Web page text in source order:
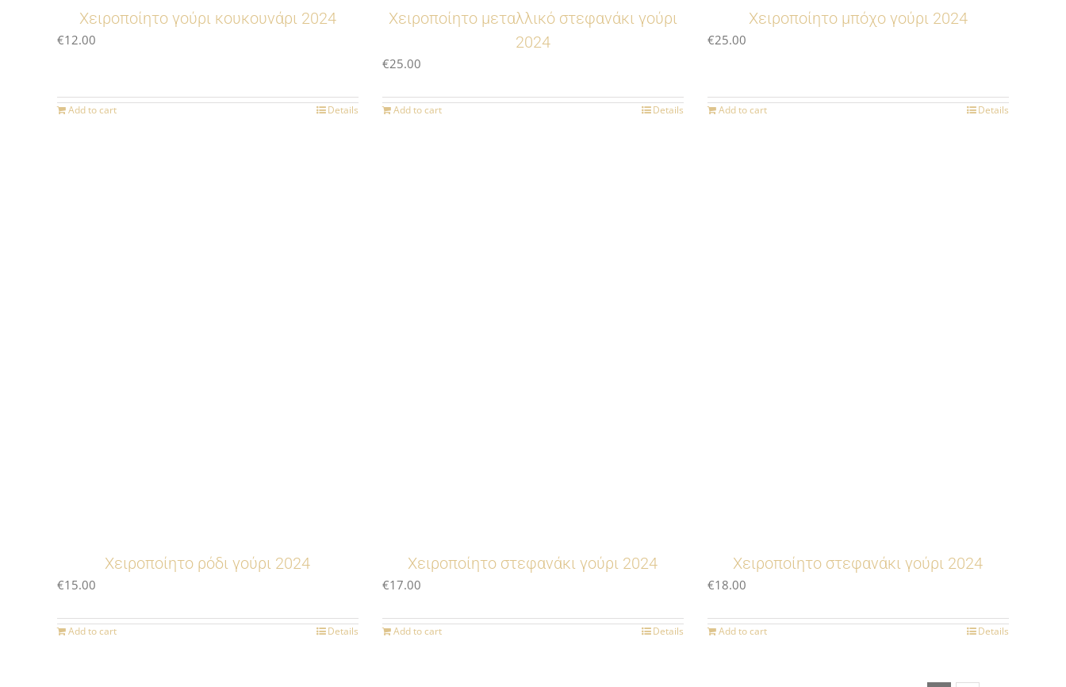
Χειροποίητο γούρι κουκουνάρι 2024
€12.00
Add to cart Details
Χειροποίητο μεταλλικό στεφανάκι γούρι
2024
€25.00
Add to cart Details
Χειροποίητο μπόχο γούρι 2024
€25.00
Add to cart Details
Χειροποίητο ρόδι γούρι 2024
€15.00
Add to cart Details
Χειροποίητο στεφανάκι γούρι 2024
€17.00
Add to cart Details
Χειροποίητο στεφανάκι γούρι 2024
€18.00
Add to cart Details